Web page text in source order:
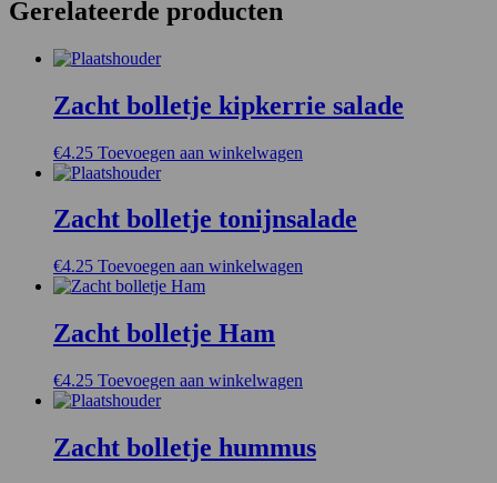
aantal
Gerelateerde producten
Zacht bolletje kipkerrie salade
€4.25 Toevoegen aan winkelwagen
Zacht bolletje tonijnsalade
€4.25 Toevoegen aan winkelwagen
Zacht bolletje Ham
€4.25 Toevoegen aan winkelwagen
Zacht bolletje hummus